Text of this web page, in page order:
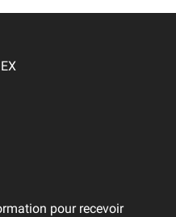
pour recevoir